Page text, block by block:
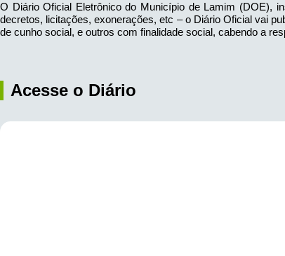
O Diário Oficial Eletrônico do Município de Lamim (DOE),
decretos, licitações, exonerações, etc – o Diário Oficial vai
de cunho social, e outros com finalidade social, cabendo a
Acesse o Diário